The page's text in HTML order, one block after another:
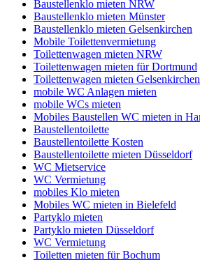
Baustellenklo mieten NRW
Baustellenklo mieten Münster
Baustellenklo mieten Gelsenkirchen
Mobile Toilettenvermietung
Toilettenwagen mieten NRW
Toilettenwagen mieten für Dortmund
Toilettenwagen mieten Gelsenkirchen
mobile WC Anlagen mieten
mobile WCs mieten
Mobiles Baustellen WC mieten in
Baustellentoilette
Baustellentoilette Kosten
Baustellentoilette mieten Düsseldorf
WC Mietservice
WC Vermietung
mobiles Klo mieten
Mobiles WC mieten in Bielefeld
Partyklo mieten
Partyklo mieten Düsseldorf
WC Vermietung
Toiletten mieten für Bochum